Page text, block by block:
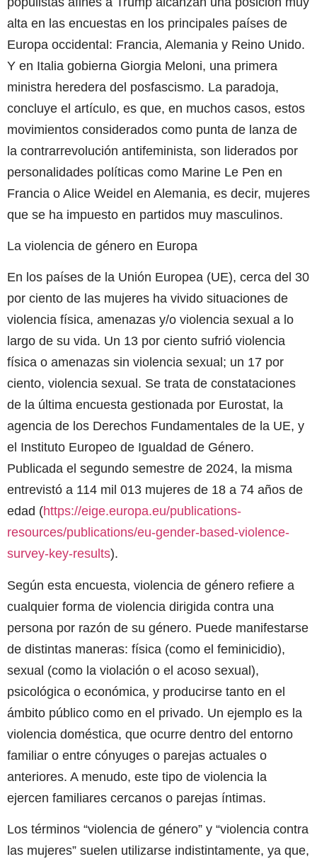
alta en las encuestas en los principales países de
Europa occidental: Francia, Alemania y Reino Unido.
Y en Italia gobierna Giorgia Meloni, una primera
ministra heredera del posfascismo. La paradoja,
concluye el artículo, es que, en muchos casos, estos
movimientos considerados como punta de lanza de
la contrarrevolución antifeminista, son liderados por
personalidades políticas como Marine Le Pen en
Francia o Alice Weidel en Alemania, es decir, mujeres
que se ha impuesto en partidos muy masculinos.
La violencia de género en Europa
En los países de la Unión Europea (UE), cerca del 30
por ciento de las mujeres ha vivido situaciones de
violencia física, amenazas y/o violencia sexual a lo
largo de su vida. Un 13 por ciento sufrió violencia
física o amenazas sin violencia sexual; un 17 por
ciento, violencia sexual. Se trata de constataciones
de la última encuesta gestionada por Eurostat, la
agencia de los Derechos Fundamentales de la UE, y
el Instituto Europeo de Igualdad de Género.
Publicada el segundo semestre de 2024, la misma
entrevistó a 114 mil 013 mujeres de 18 a 74 años de
edad (https://eige.europa.eu/publications-
resources/publications/eu-gender-based-violence-
survey-key-results).
Según esta encuesta, violencia de género refiere a
cualquier forma de violencia dirigida contra una
persona por razón de su género. Puede manifestarse
de distintas maneras: física (como el feminicidio),
sexual (como la violación o el acoso sexual),
psicológica o económica, y producirse tanto en el
ámbito público como en el privado. Un ejemplo es la
violencia doméstica, que ocurre dentro del entorno
familiar o entre cónyuges o parejas actuales o
anteriores. A menudo, este tipo de violencia la
ejercen familiares cercanos o parejas íntimas.
Los términos “violencia de género” y “violencia contra
las mujeres” suelen utilizarse indistintamente, ya que,